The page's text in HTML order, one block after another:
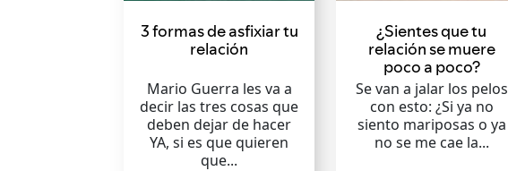
3 formas de asfixiar tu
relación
Mario Guerra les va a
decir las tres cosas que
deben dejar de hacer
YA, si es que quieren
que...
¿Sientes que tu
relación se muere
poco a poco?
Se van a jalar los pelos
con esto: ¿Si ya no
siento mariposas o ya
no se me cae la...